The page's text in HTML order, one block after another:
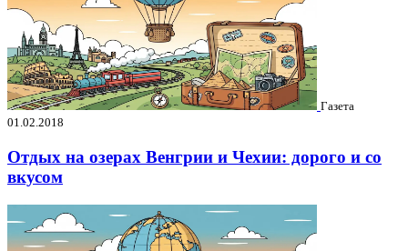
Газета
01.02.2018
Отдых на озерах Венгрии и Чехии: дорого и со
вкусом